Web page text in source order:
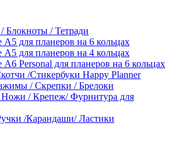
/ Тетради
для планеров на 6 кольцах
для планеров на 4 кольцах
Personal для планеров на 6 кольцах
/Стикербуки Happy Planner
/ Скрепки / Брелоки
/ Крепеж/ Фурнитура для
/Карандаши/ Ластики